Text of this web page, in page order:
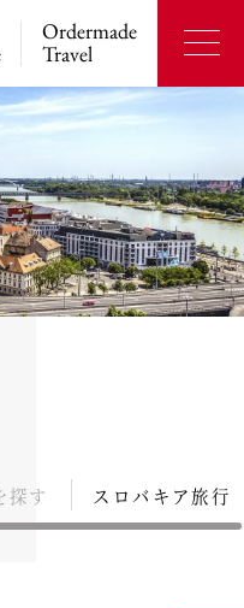
Ordermade
Travel
探す スロバキア旅行